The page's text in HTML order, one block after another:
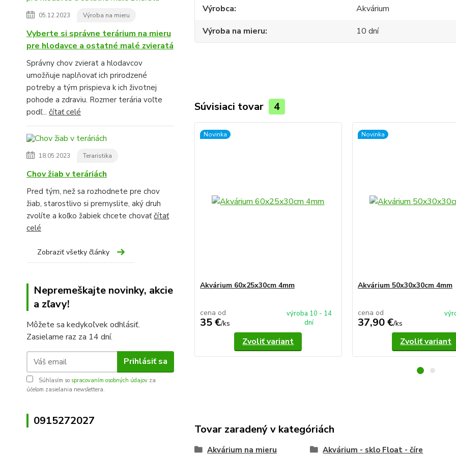
05.12.2023 Výroba na mieru
Vyberte si správne terárium na mieru
pre hlodavce a ostatné malé zvieratá
Správny chov zvierat a hlodavcov
umožňuje naplňovať ich prirodzené
potreby a tým prispieva k ich životnej
pohode a zdraviu. Rozmer terária voľte
podľ... čítať celé
18.05.2023 Teraristika
Chov žiab v teráriách
Pred tým, než sa rozhodnete pre chov
žiab, starostlivo si premyslite, aký druh
zvolíte a koľko žabiek chcete chovaťčítať
celé
Zobraziť všetky články
Nepremeškajte novinky, akcie
a zľavy!
Môžete sa kedykoľvek odhlásiť.
Zasielame raz za 14 dní.
Prihlásiť sa
Súhlasím so spracovaním osobných údajov za
účelom zasielania newslettera.
0915272027
Výrobca
Akvárium
Výroba na mieru
10 dní
Súvisiaci tovar 4
Novinka
Akvárium 60x25x30cm 4mm
cena od
35 €/ks
výroba 10 - 14
dní
Zvoliť variant
Novinka
Akvárium 50x30x30cm 4mm
cena od
37,90 €/ks
Zvoliť variant
Tovar zaradený v kategóriách
Akvárium na mieru Akvárium - sklo Float - číre